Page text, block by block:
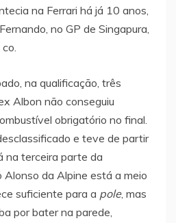
na Ferrari há já 10 anos,
no GP de Singapura,
na qualificação, três
Albon não conseguiu
obrigatório no final.
e teve de partir
na terceira parte da
Alonso da Alpine está a meio
suficiente para a pole, mas
por bater na parede,